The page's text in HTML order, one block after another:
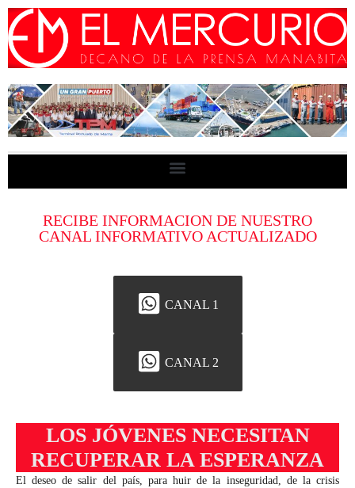
RECIBE INFORMACION DE NUESTRO
CANAL INFORMATIVO ACTUALIZADO
CANAL 1
CANAL 2
LOS JÓVENES NECESITAN
RECUPERAR LA ESPERANZA
El deseo de salir del país, para huir de la inseguridad, de la crisis